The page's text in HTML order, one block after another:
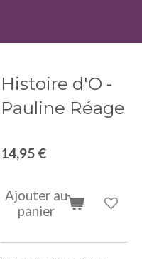
Histoire d'O -
Pauline Réage
14,95 €
Ajouter au
panier